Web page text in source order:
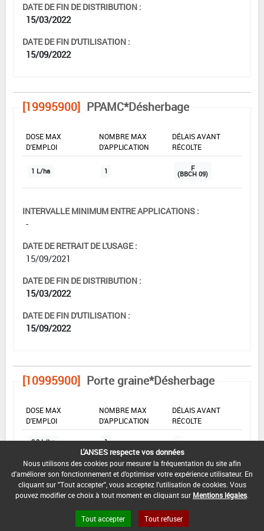
DATE DE FIN DE DISTRIBUTION :
15/03/2022
DATE DE FIN D'UTILISATION :
15/09/2022
[19995900] PPAMC*Désherbage
DOSE MAX
D'EMPLOI
NOMBRE MAX
D'APPLICATION
DÉLAIS AVANT
RÉCOLTE
1 L/ha 1 F
(BBCH 09)
INTERVALLE MINIMUM ENTRE APPLICATIONS :
-
DATE DE RETRAIT DE L'USAGE :
15/09/2021
DATE DE FIN DE DISTRIBUTION :
15/03/2022
DATE DE FIN D'UTILISATION :
15/09/2022
[10995900] Porte graine*Désherbage
DOSE MAX
D'EMPLOI
NOMBRE MAX
D'APPLICATION
DÉLAIS AVANT
RÉCOLTE
2,2 L/ha 1 -
INTERVALLE MINIMUM ENTRE APPLICATIONS :
-
DATE DE RETRAIT DE L'USAGE :
L'ANSES respecte vos données
Nous utilisons des cookies pour mesurer la fréquentation du site afin
d'améliorer son fonctionnement et d'optimiser votre expérience utilisateur. En
cliquant sur "Tout accepter", vous acceptez l'utilisation de cookies. Vous
pouvez modifier ce choix à tout moment en cliquant sur Mentions légales
Tout accepter Tout refuser